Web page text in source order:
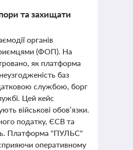
та захищати
органів
(ФОП). На
як платформа
баз
службою, борг
Цей кейс
військові обов’язки.
податку, ЄСВ та
Платформа "ПУЛЬС"
оперативному